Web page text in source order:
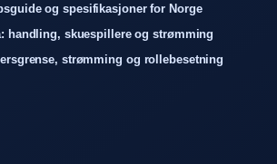
og spesifikasjoner for Norge
handling, skuespillere og strømming
strømming og rollebesetning